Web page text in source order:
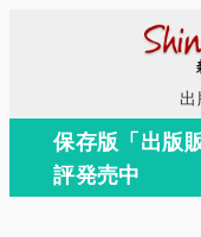
コ
テ
保存版「出版
評発売中